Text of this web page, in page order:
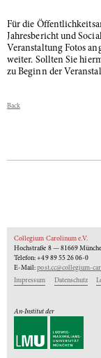
Für die
Jahresbericht und
Veranstaltung Fotos
weiter. Sollten Sie
zu Beginn der
Back
Collegium Carolinum e.V.
Hochstraße 8 — 81669
Telefon: +49 89 55 26 06-0
E-Mail:post.cc@collegium-
Impressum
Datenschutz
An-Institut der